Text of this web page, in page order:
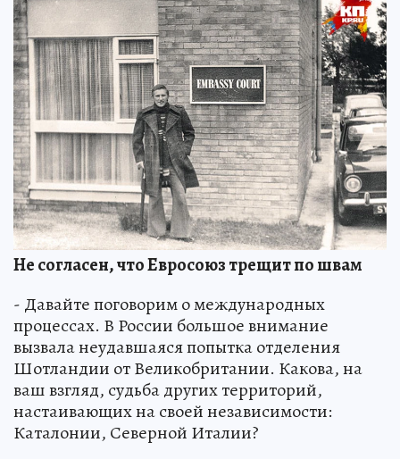
Не согласен, что Евросоюз трещит по швам
- Давайте поговорим о международных
процессах. В России большое внимание
вызвала неудавшаяся попытка отделения
Шотландии от Великобритании. Какова, на
ваш взгляд, судьба других территорий,
настаивающих на своей независимости:
Каталонии, Северной Италии?